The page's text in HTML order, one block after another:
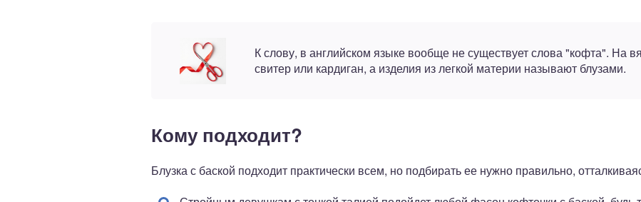
К слову, в английском языке вообще не существует слова "кофта". На
свитер или кардиган, а изделия из легкой материи называют блузами.
Кому подходит?
Блузка с баской подходит практически всем, но подбирать ее нужно правильно,